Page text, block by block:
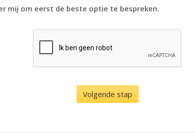
mij om eerst de beste optie te bespreken.